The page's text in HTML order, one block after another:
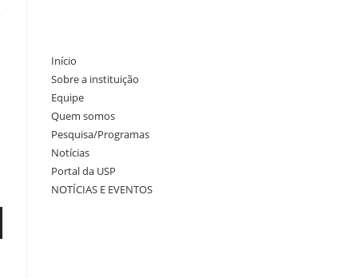
Início
Sobre a instituição
Equipe
Quem somos
Pesquisa/Programas
Notícias
Portal da USP
NOTÍCIAS E EVENTOS